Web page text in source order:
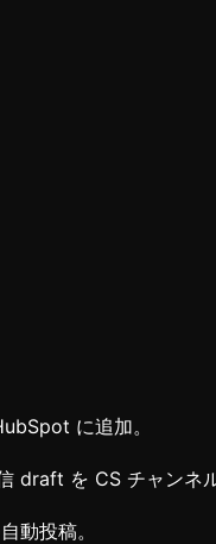
に追加。
draft を CS チャンネル
動投稿。